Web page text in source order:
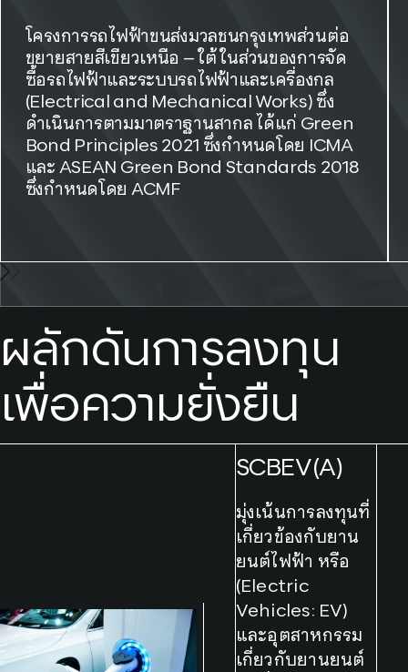
โครงการรถไฟฟ้าขนส่งมวลชนกรุงเทพส่วนต่อ
ขยายสายสีเขียวเหนือ – ใต้ ในส่วนของการจัด
ซื้อรถไฟฟ้าและระบบรถไฟฟ้าและเครื่องกล
(Electrical and Mechanical Works) ซึ่ง
ดำเนินการตามมาตราฐานสากล ได้แก่ Green
Bond Principles 2021 ซึ่งกำหนดโดย ICMA
และ ASEAN Green Bond Standards 2018
ซึ่งกำหนดโดย ACMF
ผลักดันการลงทุน
เพื่อความยั่งยืน
SCBEV(A)
มุ่งเน้นการลงทุนที่
เกี่ยวข้องกับยาน
ยนต์ไฟฟ้า หรือ
(Electric
Vehicles: EV)
และอุตสาหกรรม
เกี่ยวกับยานยนต์